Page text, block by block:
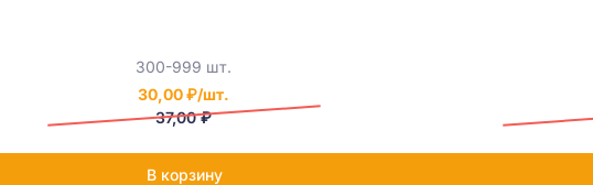
300-999 шт.
30,00 ₽/шт.
37,00 ₽
В корзину